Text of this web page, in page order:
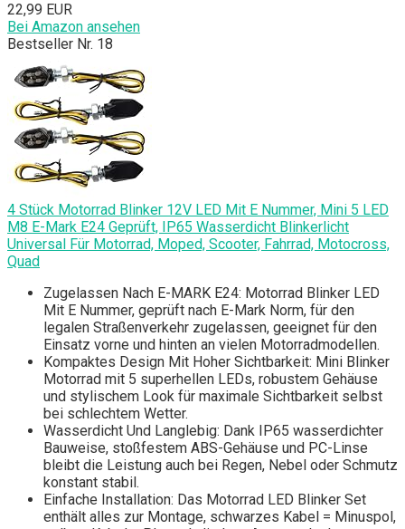
22,99 EUR
Bei Amazon ansehen
Bestseller Nr. 18
4 Stück Motorrad Blinker 12V LED Mit E Nummer, Mini 5 LED
M8 E-Mark E24 Geprüft, IP65 Wasserdicht Blinkerlicht
Universal Für Motorrad, Moped, Scooter, Fahrrad, Motocross,
Quad
Zugelassen Nach E-MARK E24: Motorrad Blinker LED
Mit E Nummer, geprüft nach E-Mark Norm, für den
legalen Straßenverkehr zugelassen, geeignet für den
Einsatz vorne und hinten an vielen Motorradmodellen.
Kompaktes Design Mit Hoher Sichtbarkeit: Mini Blinker
Motorrad mit 5 superhellen LEDs, robustem Gehäuse
und stylischem Look für maximale Sichtbarkeit selbst
bei schlechtem Wetter.
Wasserdicht Und Langlebig: Dank IP65 wasserdichter
Bauweise, stoßfestem ABS-Gehäuse und PC-Linse
bleibt die Leistung auch bei Regen, Nebel oder Schmutz
konstant stabil.
Einfache Installation: Das Motorrad LED Blinker Set
enthält alles zur Montage, schwarzes Kabel = Minuspol,